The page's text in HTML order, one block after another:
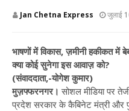
Jan Chetna Express जुलाई
भाषणों में विकास, ज़मीनी हकीकत में
क्या कोई सुनेगा इस आवाज़ को?
(संवाददाता,-योगेश कुमार)
मुज़फ्फरनगर।सोशल मीडिया पर
प्रदेश सरकार के कैबिनेट मंत्री और